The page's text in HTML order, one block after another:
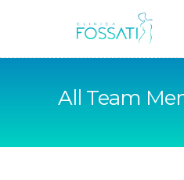
All Team
QUIÉNES